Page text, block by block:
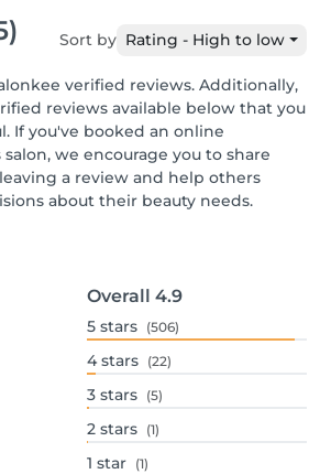
Sort by Rating - High to low
verified reviews. Additionally,
reviews available below that you
If you've booked an online
we encourage you to share
a review and help others
about their beauty needs.
Overall 4.9
5 stars (506)
4 stars (22)
3 stars (5)
2 stars (1)
1 star (1)